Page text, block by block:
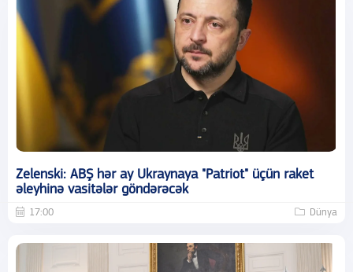
Zelenski: ABŞ hər ay Ukraynaya "Patriot" üçün raket
əleyhinə vasitələr göndərəcək
17:00 Dünya